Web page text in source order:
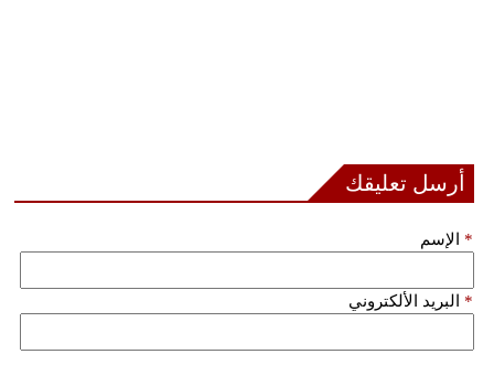
سيارات
أرسل تعليقك
الإسم *
البريد الألكتروني *